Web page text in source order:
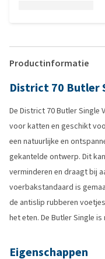
Productinformatie
District 70 Butler
De District 70 Butler
voor katten en geschikt
een natuurlijke en
gekantelde ontwerp. Dit
verminderen en draagt bij
voerbakstandaard is
de antislip rubberen
het eten. De Butler Single
Eigenschappen